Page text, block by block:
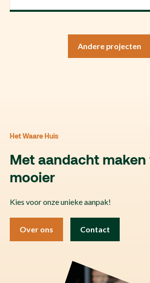
Andere projecten
Het Waare Huis
Met aandacht maken
mooier
Kies voor onze unieke aanpak!
Over ons Contact